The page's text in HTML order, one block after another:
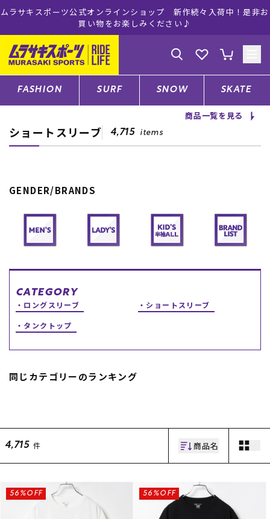
インショップ 新作続々入荷中！是非お
お楽しみください♪
ムラサキスポーツ公式オ
ゲスト様
ログイン 会員登録
店舗一覧
ファッションTOP
スノーTOP
スケートTOP
CONTENTS
RIDE LIFE MAGAZINE一
覧
中古/アウトレット サー
中古/アウトレット スノ
ー
店頭受取サービス
ギフトラッピング
下取り保証について
店舗一覧
お問い合わせ
ニュース
FASHION SURF SNOW SKATE
商品一覧を見る
ショートスリーブ 4,715 items
GENDER/BRANDS
CATEGORY
ロングスリーブ
ショートスリーブ
タンクトップ
同じカテゴリーのランキング
4,715 件 商品名
56%OFF 56%OFF